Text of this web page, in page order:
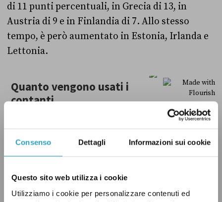
Consenso Dettagli Informazioni sui cookie
Questo sito web utilizza i cookie
Utilizziamo i cookie per personalizzare contenuti ed
di 11 punti percentuali, in Grecia di 13, in
Austria di 9 e in Finlandia di 7. Allo stesso
tempo, è però aumentato in Estonia, Irlanda e
Lettonia.